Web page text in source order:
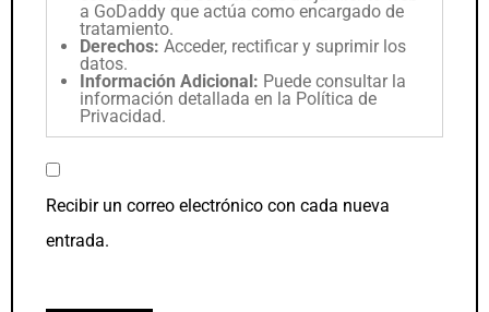
a GoDaddy que actúa como encargado de
tratamiento.
Derechos: Acceder, rectificar y suprimir los
datos.
Información Adicional: Puede consultar la
información detallada en la Política de
Privacidad.
Recibir un correo electrónico con cada nueva
entrada.